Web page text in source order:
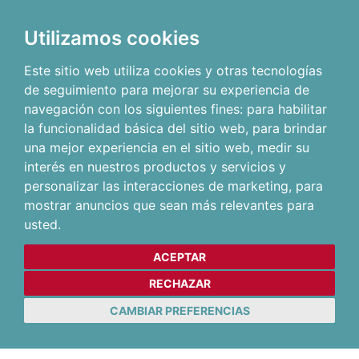
Utilizamos cookies
Este sitio web utiliza cookies y otras tecnologías
de seguimiento para mejorar su experiencia de
navegación con los siguientes fines: para habilitar
la funcionalidad básica del sitio web, para brindar
una mejor experiencia en el sitio web, medir su
interés en nuestros productos y servicios y
personalizar las interacciones de marketing, para
mostrar anuncios que sean más relevantes para
usted.
ACEPTAR
RECHAZAR
CAMBIAR PREFERENCIAS